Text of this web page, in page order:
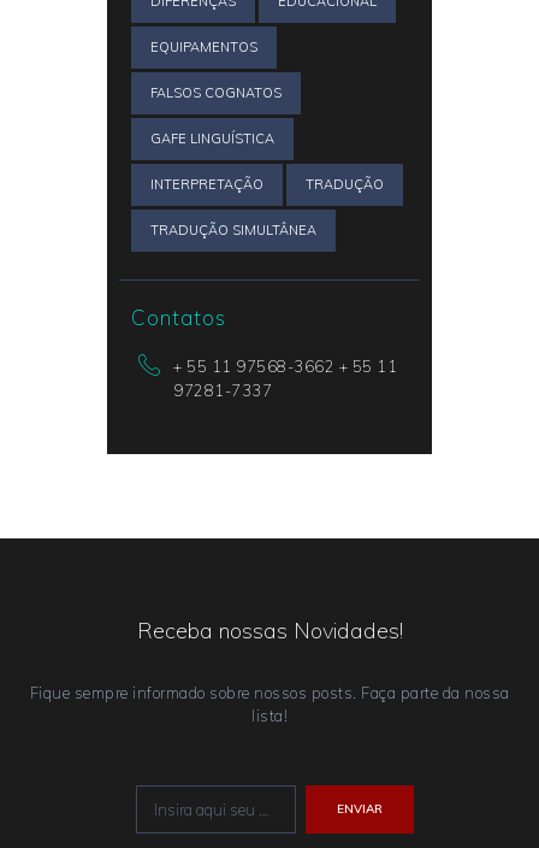
EQUIPAMENTOS
FALSOS COGNATOS
GAFE LINGUÍSTICA
INTERPRETAÇÃO TRADUÇÃO
TRADUÇÃO SIMULTÂNEA
Contatos
+ 55 11 97568-3662 + 55 11
97281-7337
Receba nossas Novidades!
Fique sempre informado sobre nossos posts. Faça parte da nossa
lista!